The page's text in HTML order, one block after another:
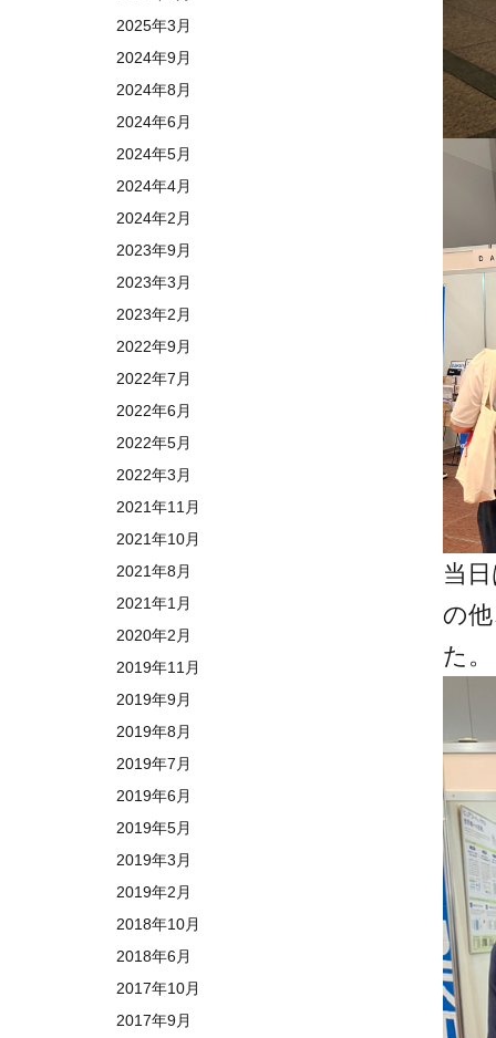
2025年3月
2024年9月
2024年8月
2024年6月
2024年5月
2024年4月
2024年2月
2023年9月
2023年3月
2023年2月
2022年9月
2022年7月
2022年6月
2022年5月
2022年3月
2021年11月
2021年10月
2021年8月
2021年1月
2020年2月
2019年11月
2019年9月
2019年8月
2019年7月
2019年6月
2019年5月
2019年3月
2019年2月
2018年10月
2018年6月
2017年10月
2017年9月
当
の
た。